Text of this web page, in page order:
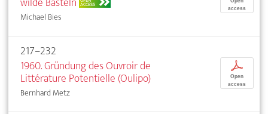
ACCESS
Michael Bies
access
217–232
1960. Gründung des Ouvroir de
Littérature Potentielle (Oulipo)
Bernhard Metz
p
Open
access